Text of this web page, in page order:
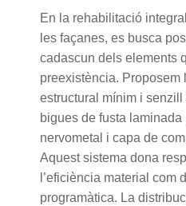
En la rehabilitació
les façanes, es busca
cadascun dels elements
preexistència. Proposem
estructural mínim i
bigues de fusta
nervometal i capa de
Aquest sistema dona
l’eficiència material com
programàtica. La